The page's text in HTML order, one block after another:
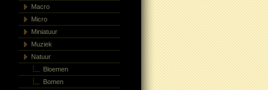
Macro
Micro
Miniatuur
Muziek
Natuur
Bloemen
Bomen